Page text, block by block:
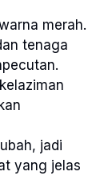
merah.
tenaga
jadi
yang jelas